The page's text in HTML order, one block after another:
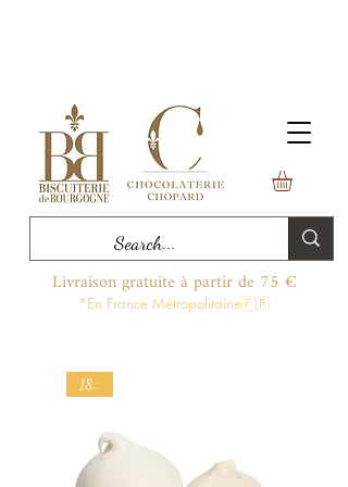
Livraison gratuite à partir de 75 €
*En France Métropolitaine🇫🇷
180 g